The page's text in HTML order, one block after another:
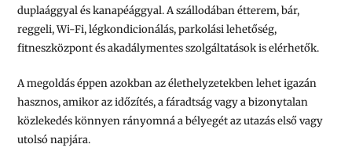
duplaággyal és kanapéággyal. A szállodában étterem, bár,
reggeli, Wi-Fi, légkondicionálás, parkolási lehetőség,
fitneszközpont és akadálymentes szolgáltatások is elérhetők.
A megoldás éppen azokban az élethelyzetekben lehet igazán
hasznos, amikor az időzítés, a fáradtság vagy a bizonytalan
közlekedés könnyen rányomná a bélyegét az utazás első vagy
utolsó napjára.